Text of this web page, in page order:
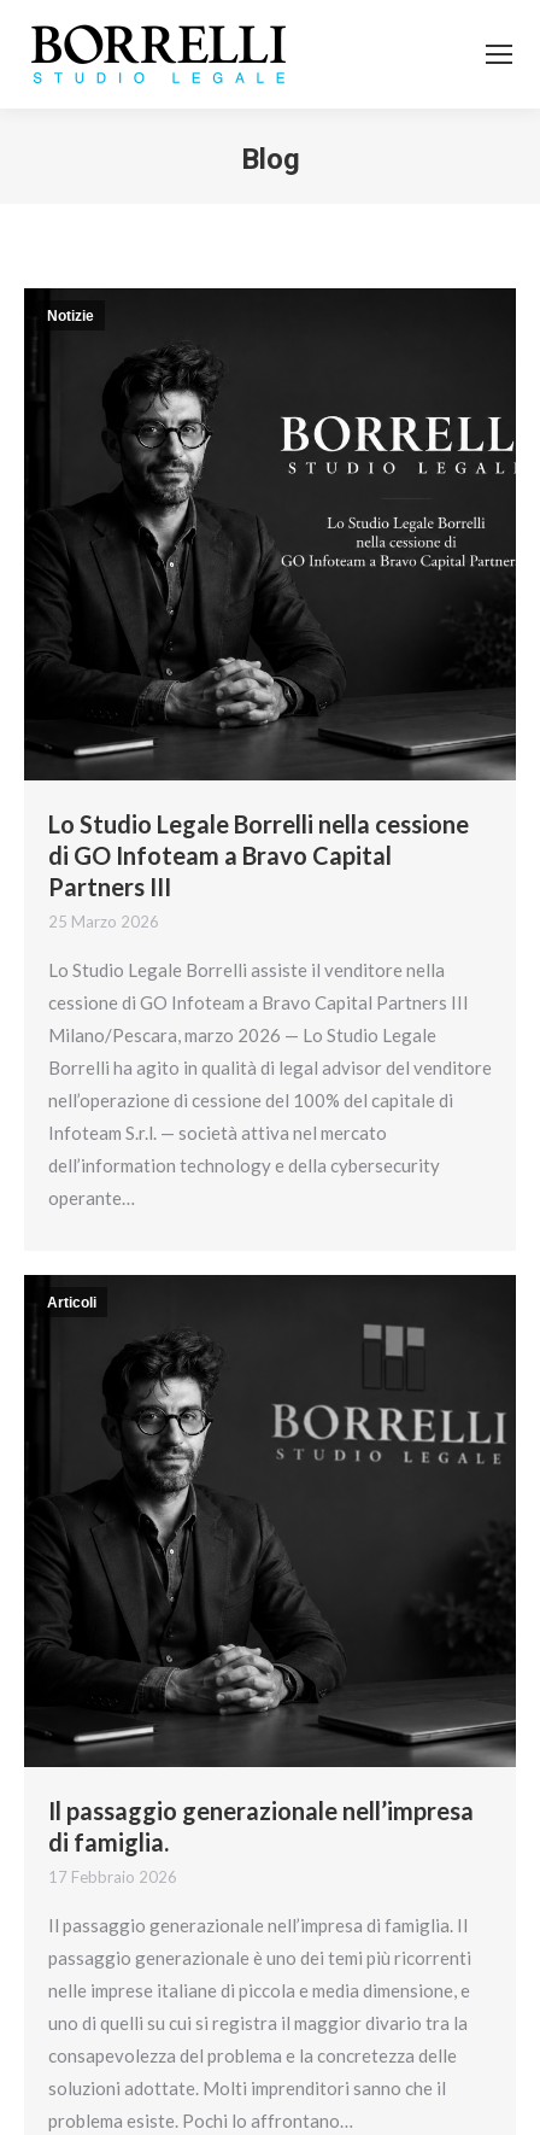
Blog
Notizie
Lo Studio Legale Borrelli nella cessione
di GO Infoteam a Bravo Capital
Partners III
25 Marzo 2026
Lo Studio Legale Borrelli assiste il venditore nella
cessione di GO Infoteam a Bravo Capital Partners III
Milano/Pescara, marzo 2026 — Lo Studio Legale
Borrelli ha agito in qualità di legal advisor del venditore
nell’operazione di cessione del 100% del capitale di
Infoteam S.r.l. — società attiva nel mercato
dell’information technology e della cybersecurity
operante…
Articoli
Il passaggio generazionale nell’impresa
di famiglia.
17 Febbraio 2026
Il passaggio generazionale nell’impresa di famiglia. Il
passaggio generazionale è uno dei temi più ricorrenti
nelle imprese italiane di piccola e media dimensione, e
uno di quelli su cui si registra il maggior divario tra la
consapevolezza del problema e la concretezza delle
soluzioni adottate. Molti imprenditori sanno che il
problema esiste. Pochi lo affrontano…